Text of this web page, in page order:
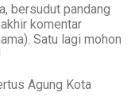
bersudut pandang
komentar
Satu lagi mohon
Agung Kota